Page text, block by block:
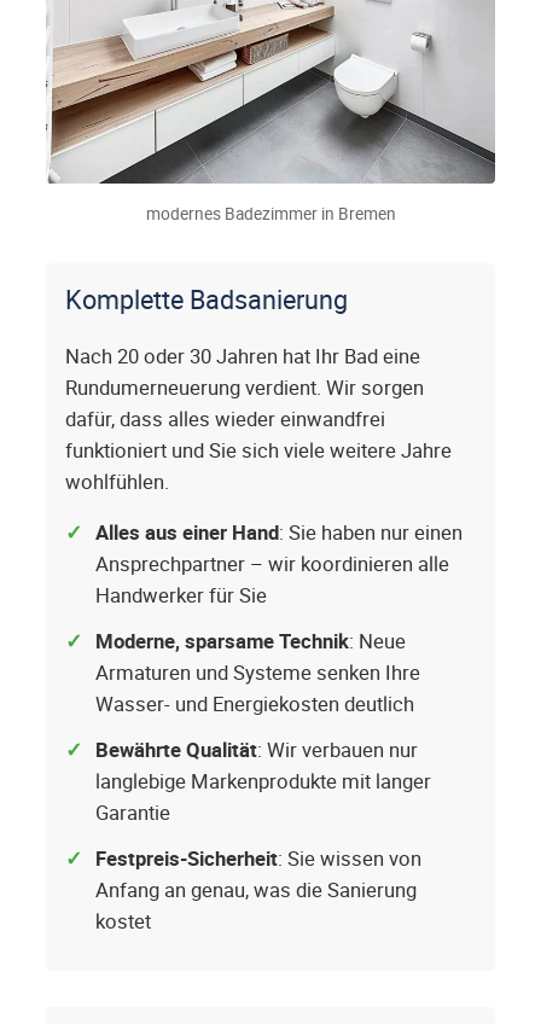
modernes Badezimmer in Bremen
Komplette Badsanierung
Nach 20 oder 30 Jahren hat Ihr Bad eine
Rundumerneuerung verdient. Wir sorgen
dafür, dass alles wieder einwandfrei
funktioniert und Sie sich viele weitere Jahre
wohlfühlen.
Alles aus einer Hand: Sie haben nur einen
Ansprechpartner – wir koordinieren alle
Handwerker für Sie
Moderne, sparsame Technik: Neue
Armaturen und Systeme senken Ihre
Wasser- und Energiekosten deutlich
Bewährte Qualität: Wir verbauen nur
langlebige Markenprodukte mit langer
Garantie
Festpreis-Sicherheit: Sie wissen von
Anfang an genau, was die Sanierung
kostet